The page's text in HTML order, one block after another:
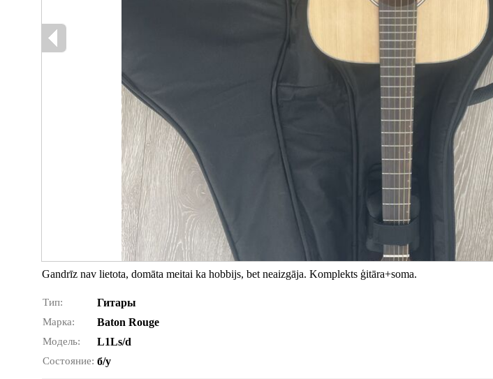
Gandrīz nav lietota, domāta meitai ka hobbijs, bet neaizgāja. Komplekts ģitāra+soma.
Тип: Гитары
Марка: Baton Rouge
Модель: L1Ls/d
Состояние: б/у